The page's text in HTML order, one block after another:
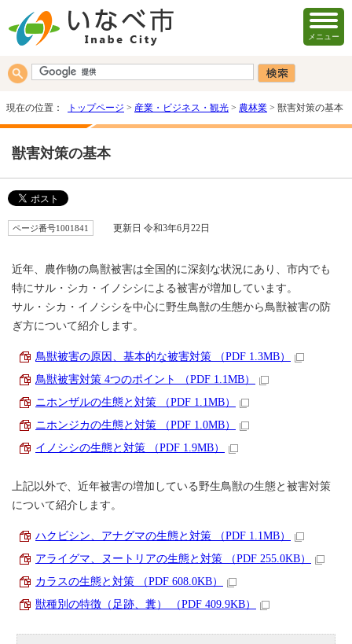
メニュー
現在の位置： トップページ > 産業・ビジネス・観光 > 農林業 > 獣害対策の基本
獣害対策の基本
ページ番号1001841 更新日 令和3年6月22日
近年、農作物の鳥獣被害は全国的に深刻な状況にあり、市内でも
特にサル・シカ・イノシシによる被害が増加しています。
サル・シカ・イノシシを中心に野生鳥獣の生態から鳥獣被害の防
ぎ方について紹介します。
鳥獣被害の原因、基本的な被害対策 （PDF 1.3MB）
鳥獣被害対策 4つのポイント （PDF 1.1MB）
ニホンザルの生態と対策 （PDF 1.1MB）
ニホンジカの生態と対策 （PDF 1.0MB）
イノシシの生態と対策 （PDF 1.9MB）
上記以外で、近年被害の増加している野生鳥獣の生態と被害対策
について紹介します。
ハクビシン、アナグマの生態と対策 （PDF 1.1MB）
アライグマ、ヌートリアの生態と対策 （PDF 255.0KB）
カラスの生態と対策 （PDF 608.0KB）
獣種別の特徴（足跡、糞） （PDF 409.9KB）